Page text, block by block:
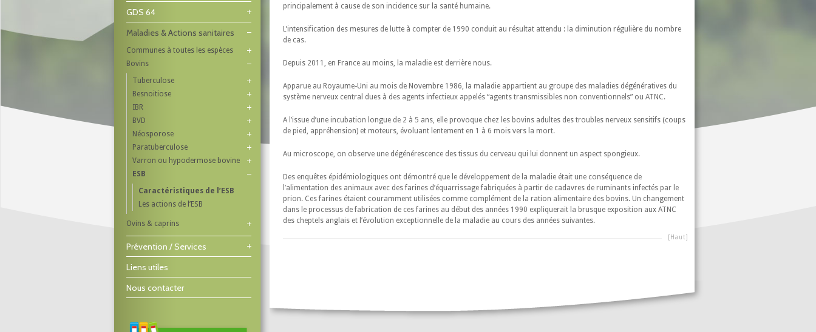
GDS 64
Maladies & Actions sanitaires
Communes à toutes les espèces
Bovins
Tuberculose
Besnoitiose
IBR
BVD
Néosporose
Paratuberculose
Varron ou hypodermose bovine
ESB
Caractéristiques de l’ESB
Les actions de l’ESB
Ovins & caprins
Prévention / Services
Liens utiles
Nous contacter
principalement à cause de son incidence sur la santé humaine.
L’intensification des mesures de lutte à compter de 1990 conduit au résultat attendu : la diminution régulière du nombre
de cas.
Depuis 2011, en France au moins, la maladie est derrière nous.
Apparue au Royaume-Uni au mois de Novembre 1986, la maladie appartient au groupe des maladies dégénératives du
système nerveux central dues à des agents infectieux appelés “agents transmissibles non conventionnels” ou ATNC.
A l’issue d’une incubation longue de 2 à 5 ans, elle provoque chez les bovins adultes des troubles nerveux sensitifs (coups
de pied, appréhension) et moteurs, évoluant lentement en 1 à 6 mois vers la mort.
Au microscope, on observe une dégénérescence des tissus du cerveau qui lui donnent un aspect spongieux.
Des enquêtes épidémiologiques ont démontré que le développement de la maladie était une conséquence de
l’alimentation des animaux avec des farines d’équarrissage fabriquées à partir de cadavres de ruminants infectés par le
prion. Ces farines étaient couramment utilisées comme complément de la ration alimentaire des bovins. Un changement
dans le processus de fabrication de ces farines au début des années 1990 expliquerait la brusque exposition aux ATNC
des cheptels anglais et l’évolution exceptionnelle de la maladie au cours des années suivantes.
[Haut]